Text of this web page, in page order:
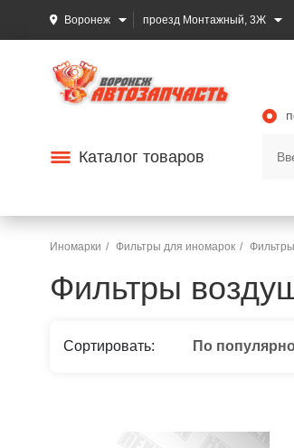
Воронеж проезд Монтажный, 3Ж
Каталог товаров
Иномарки Фильтры для иномарок
Фильтры
Сортировать: По